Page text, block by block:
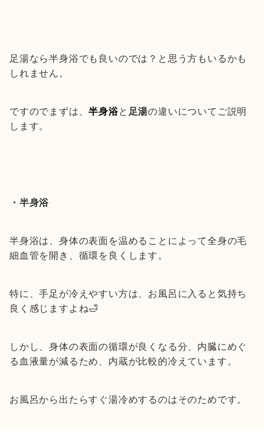
足湯なら半身浴でも良いのでは？と思う方もいるかも
しれません。
ですのでまずは、半身浴と 足湯の違いについてご説明
します。
・半身浴
半身浴は、身体の表面を温めることによって全身の毛
細血管を開き、循環を良くします。
特に、手足が冷えやすい方は、お風呂に入ると気持ち
良く感じますよね🛁
しかし、身体の表面の循環が良くなる分、内臓にめぐ
る血液量が減るため、内蔵が比較的冷えています。
お風呂から出たらすぐ湯冷めするのはそのためです。